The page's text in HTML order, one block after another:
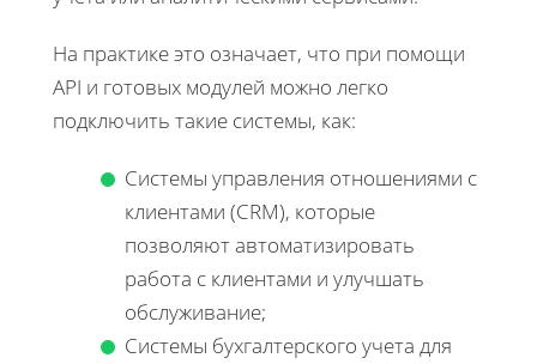
На практике это означает, что при помощи
API и готовых модулей можно легко
подключить такие системы, как:
Системы управления отношениями с
клиентами (CRM), которые
позволяют автоматизировать
работа с клиентами и улучшать
обслуживание;
Системы бухгалтерского учета для